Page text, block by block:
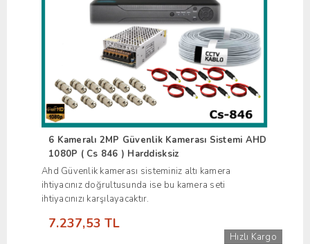
6 Kameralı 2MP Güvenlik Kamerası Sistemi AHD
1080P ( Cs 846 ) Harddisksiz
Ahd Güvenlik kamerası sisteminiz altı kamera
ihtiyacınız doğrultusunda ise bu kamera seti
ihtiyacınızı karşılayacaktır.
7.237,53 TL
Hızlı Kargo